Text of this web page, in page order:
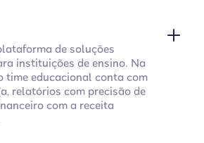
de soluções
instituições de ensino. Na
time educacional conta com
relatórios com precisão de
com a receita